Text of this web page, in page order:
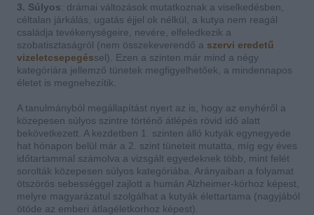
3. Súlyos: drámai változások mutatkoznak a viselkedésben,
céltalan járkálás, ugatás éjjel ok nélkül, a kutya nem reagál
családja tevékenységeire, nevére, elfeledkezik a
szobatisztaságról (nem összekeverendő a szervi eredetű
vizeletcsepegéssel). Ezen a szinten már mind a négy
kategóriára jellemző tünetek megfigyelhetőek, a mindennapos
életet is megnehezítik.
A tanulmányból megállapítást nyert az is, hogy az enyhéről a
közepesen súlyos szintre történő átlépés rövid idő alatt
bekövetkezett. A kezdetben 1. szinten álló kutyák egynegyede
hat hónapon belül már a 2. szint tüneteit mutatta, míg egy éves
időtartammal számolva a vizsgált egyedeknek több, mint felét
sorolták közepesen súlyos kategóriába. Arányaiban a folyamat
ötszörös sebességgel zajlott a humán Alzheimer-kórhoz képest,
melyre magyarázatul szolgálhat a kutyák élettartama (nagyjából
ötöde az emberi átlagéletkorhoz képest).